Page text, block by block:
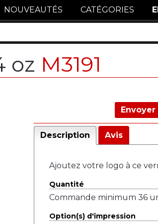
NOUVEAUTÉS CATÉGORIES
oz M3191
Envoyer
Description Avis
Ajoutez votre logo à ce
Quantité
Commande minimum 36
Option(s) d'impression